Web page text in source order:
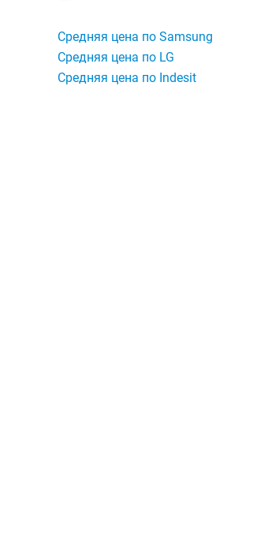
Средняя цена по Samsung
Средняя цена по LG
Средняя цена по Indesit